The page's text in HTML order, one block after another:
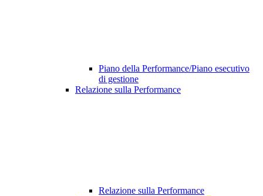
Piano della Performance/Piano esecutivo
di gestione
Relazione sulla Performance
Relazione sulla Performance